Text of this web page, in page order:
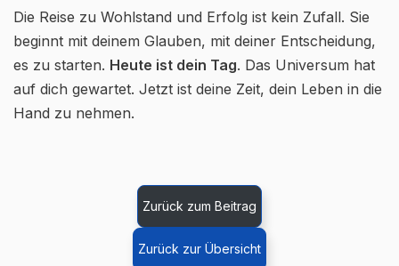
Die Reise zu Wohlstand und Erfolg ist kein Zufall. Sie
beginnt mit deinem Glauben, mit deiner Entscheidung,
es zu starten. Heute ist dein Tag. Das Universum hat
auf dich gewartet. Jetzt ist deine Zeit, dein Leben in die
Hand zu nehmen.
Zurück zum Beitrag
Zurück zur Übersicht